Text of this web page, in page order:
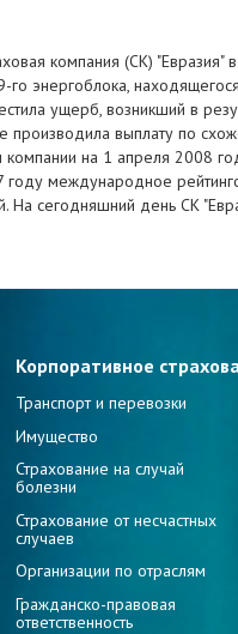
компания (СК)
энергоблока,
ущерб, возникший в
производила выплату по
на 1 апреля 2008
международное
На сегодняшний день СК
Корпоративное
Транспорт и перевозки
Имущество
Страхование на случай
болезни
Страхование от несчастных
случаев
Организации по отраслям
Гражданско-правовая
ответственность